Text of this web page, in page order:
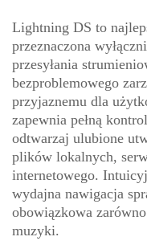
Lightning DS to
przeznaczona
przesyłania
bezproblemowego
przyjaznemu dla
zapewnia pełną
odtwarzaj ulubione
plików lokalnych,
internetowego.
wydajna nawigacja
obowiązkowa
muzyki.